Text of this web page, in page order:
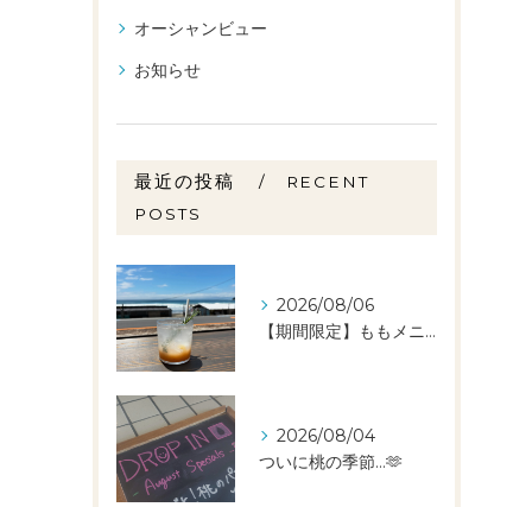
オーシャンビュー
お知らせ
最近の投稿
RECENT
POSTS
2026/08/06
【期間限定】ももメニュー🍑スタートしました✨️
2026/08/04
ついに桃の季節…🫶